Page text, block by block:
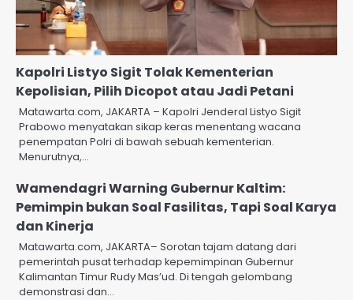
Kapolri Listyo Sigit Tolak Kementerian
Kepolisian, Pilih Dicopot atau Jadi Petani
Matawarta.com, JAKARTA – Kapolri Jenderal Listyo Sigit
Prabowo menyatakan sikap keras menentang wacana
penempatan Polri di bawah sebuah kementerian.
Menurutnya,…
Wamendagri Warning Gubernur Kaltim:
Pemimpin bukan Soal Fasilitas, Tapi Soal Karya
dan Kinerja
Matawarta.com, JAKARTA– Sorotan tajam datang dari
pemerintah pusat terhadap kepemimpinan Gubernur
Kalimantan Timur Rudy Mas’ud. Di tengah gelombang
demonstrasi dan…